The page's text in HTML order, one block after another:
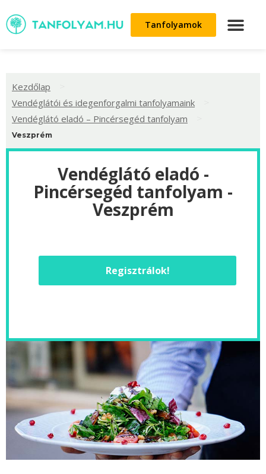
Tanfolyamok
Kezdőlap
Vendéglátói és idegenforgalmi tanfolyamaink
Vendéglátó eladó – Pincérsegéd tanfolyam
Veszprém
Vendéglátó eladó -
Pincérsegéd tanfolyam -
Veszprém
Regisztrálok!